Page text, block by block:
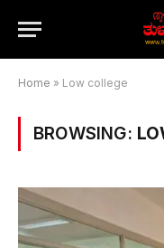
Home » Low college
BROWSING: